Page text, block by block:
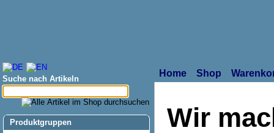
Suche nach Artikeln
Produktgruppen
Home Shop
Wir